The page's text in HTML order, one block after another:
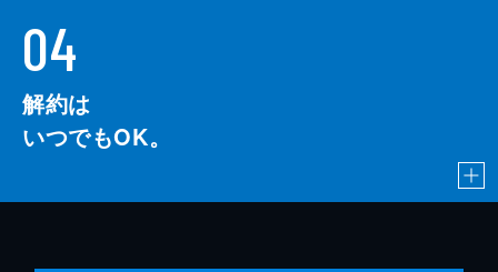
04
解約は
いつでもOK。